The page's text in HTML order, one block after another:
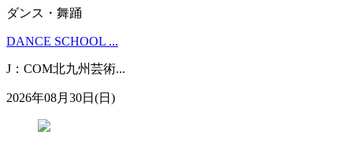
ダンス・舞踊
DANCE SCHOOL ...
J：COM北九州芸術...
2026年08月30日(日)